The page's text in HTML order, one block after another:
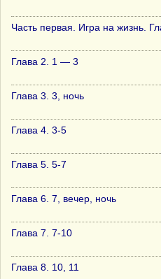
Часть первая. Игра на жизнь.
Глава 2. 1 — 3
Глава 3. 3, ночь
Глава 4. 3-5
Глава 5. 5-7
Глава 6. 7, вечер, ночь
Глава 7. 7-10
Глава 8. 10, 11